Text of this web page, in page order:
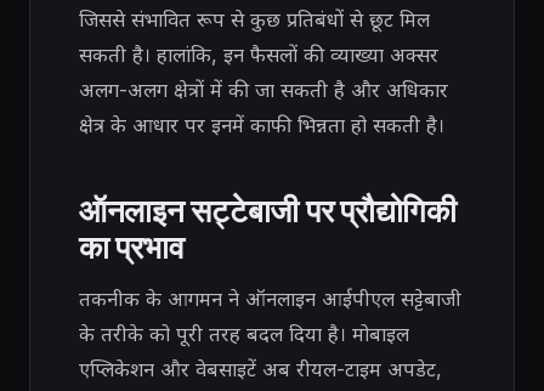
जिससे संभावित रूप से कुछ प्रतिबंधों से छूट मिल
सकती है। हालांकि, इन फैसलों की व्याख्या अक्सर
अलग-अलग क्षेत्रों में की जा सकती है और अधिकार
क्षेत्र के आधार पर इनमें काफी भिन्नता हो सकती है।
ऑनलाइन सट्टेबाजी पर प्रौद्योगिकी
का प्रभाव
तकनीक के आगमन ने ऑनलाइन आईपीएल सट्टेबाजी
के तरीके को पूरी तरह बदल दिया है। मोबाइल
एप्लिकेशन और वेबसाइटें अब रीयल-टाइम अपडेट,